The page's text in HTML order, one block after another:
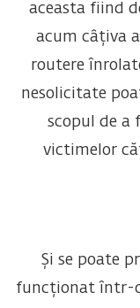
aceasta fiind
acum câțiva
routere
nesolicitate
scopul de a
victimelor
Și se poate
funcționat într-